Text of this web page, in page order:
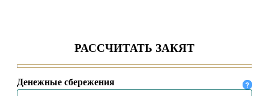
24.06.2026 526
ВЕРХОВНЫЙ МУФТИЙ ВРУЧИЛ